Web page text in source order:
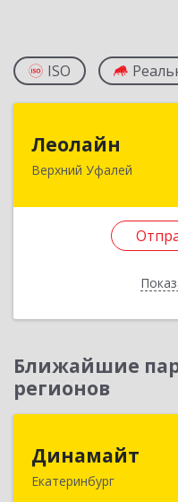
ISO
Леолайн
Верхний Уфалей
456800,
Ближайшие
регионов
Динамайт
Екатеринбург
620014,